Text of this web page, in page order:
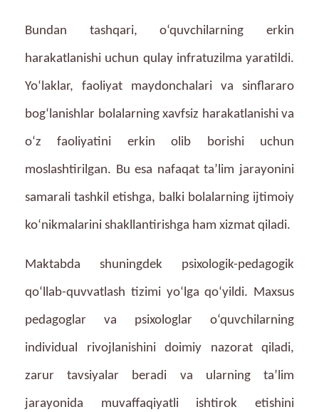
Bundan tashqari, o‘quvchilarning erkin
harakatlanishi uchun qulay infratuzilma yaratildi.
Yo‘laklar, faoliyat maydonchalari va sinflararo
bog‘lanishlar bolalarning xavfsiz harakatlanishi va
o‘z faoliyatini erkin olib borishi uchun
moslashtirilgan. Bu esa nafaqat ta’lim jarayonini
samarali tashkil etishga, balki bolalarning ijtimoiy
ko‘nikmalarini shakllantirishga ham xizmat qiladi.
Maktabda shuningdek psixologik-pedagogik
qo‘llab-quvvatlash tizimi yo‘lga qo‘yildi. Maxsus
pedagoglar va psixologlar o‘quvchilarning
individual rivojlanishini doimiy nazorat qiladi,
zarur tavsiyalar beradi va ularning ta’lim
jarayonida muvaffaqiyatli ishtirok etishini